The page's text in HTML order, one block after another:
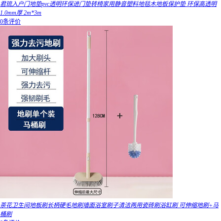
君琉入户门地垫pvc透明环保进门垫转椅家用静音塑料地毯木地板保护垫 环保高透明
1.0mm厚 2m*3m
0条评价
茶花卫生间地板刷长柄硬毛地刷墙面浴室刷子清洁两用瓷砖刷浴缸刷 可伸缩地刷+马
桶刷